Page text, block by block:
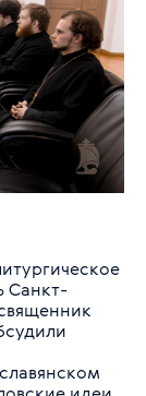
Санкт-